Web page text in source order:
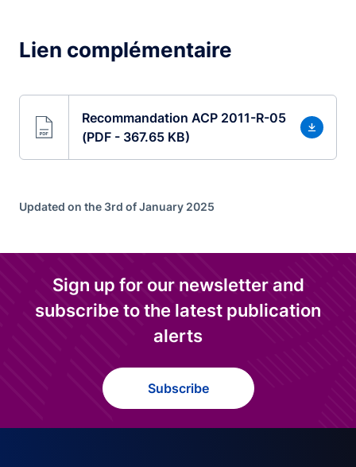
Lien complémentaire
Recommandation ACP 2011-R-05
(PDF - 367.65 KB)
Updated on the 3rd of January 2025
Sign up for our newsletter and
subscribe to the latest publication
alerts
Subscribe